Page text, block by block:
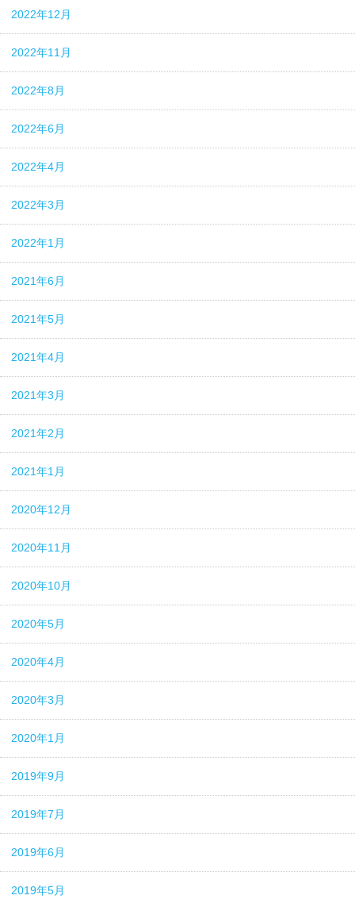
2022年12月
2022年11月
2022年8月
2022年6月
2022年4月
2022年3月
2022年1月
2021年6月
2021年5月
2021年4月
2021年3月
2021年2月
2021年1月
2020年12月
2020年11月
2020年10月
2020年5月
2020年4月
2020年3月
2020年1月
2019年9月
2019年7月
2019年6月
2019年5月